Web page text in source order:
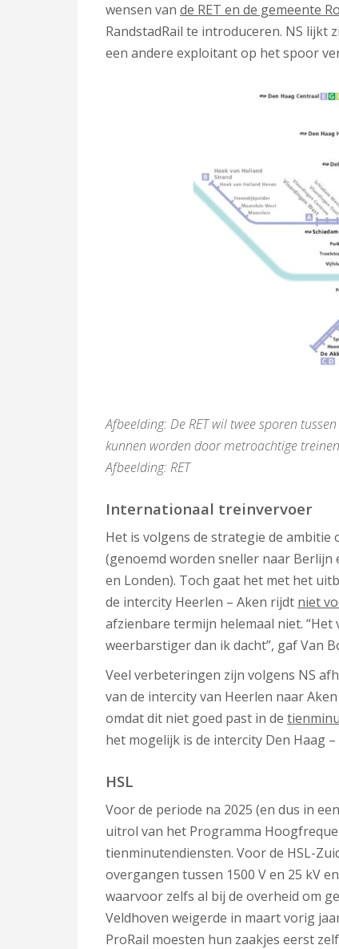
wensen van de RET en de gemeente
RandstadRail te introduceren. NS lijkt
een andere exploitant op het spoor
Afbeelding: De RET wil twee sporen
kunnen worden door metroachtige
Afbeelding: RET
Internationaal treinvervoer
Het is volgens de strategie de
(genoemd worden sneller naar
en Londen). Toch gaat het met het
de intercity Heerlen – Aken rijdt niet
afzienbare termijn helemaal niet.
weerbarstiger dan ik dacht”, gaf Van
Veel verbeteringen zijn volgens NS
van de intercity van Heerlen naar
omdat dit niet goed past in de
het mogelijk is de intercity Den Haag
HSL
Voor de periode na 2025 (en dus in
uitrol van het Programma
tienminutendiensten. Voor de HSL-
overgangen tussen 1500 V en 25 kV
waarvoor zelfs al bij de overheid om
Veldhoven weigerde in maart vorig
ProRail moesten hun zaakjes eerst